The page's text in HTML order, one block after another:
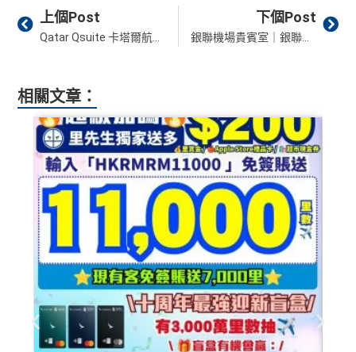
Prev
上個Post 下個Post
銀聯機場貴賓室｜銀聯鑽石卡簽賬後可帶埋親友免費入Lounge 3次！Chase Sapphire Lounge、Kyra Lounge都入得！
相關文章：